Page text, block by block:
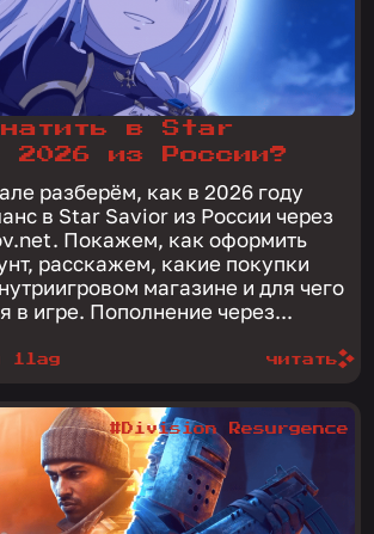
в Star
из России?
разберём, как в 2026 году
в Star Savior из России через
Покажем, как оформить
расскажем, какие покупки
магазине и для чего
они пригодятся в игре. Пополнение через...
1lag читать
#Division Resurgence